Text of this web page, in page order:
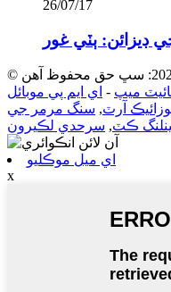
26/07/17
ميپ - اي ايم پي موبائل
آرٽ, سنگ مرمر جي
ڪٽ, سرحدي لڪيرون
اي ميل موڪليو
x